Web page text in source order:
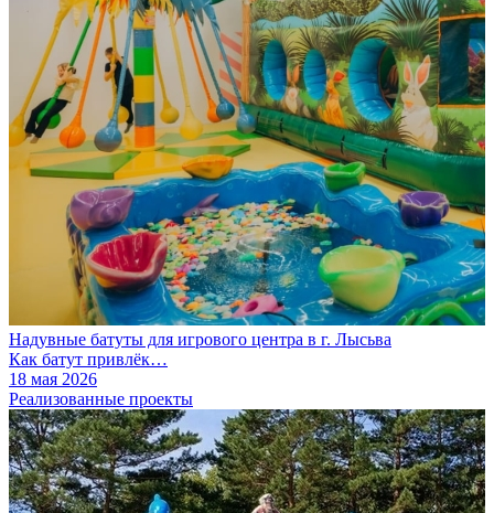
Надувные батуты для игрового центра в г. Лысьва
Как батут привлёк…
18 мая 2026
Реализованные проекты